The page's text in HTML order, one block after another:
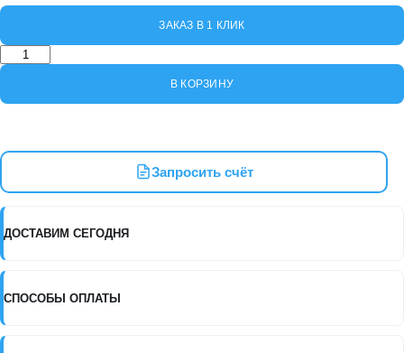
ЗАКАЗ В 1 КЛИК
Количество
товара
220
шиномонтажный
односкоростной,
зажимы
12-
24",
220В
В КОРЗИНУ
Запросить счёт
ДОСТАВИМ СЕГОДНЯ
СПОСОБЫ ОПЛАТЫ